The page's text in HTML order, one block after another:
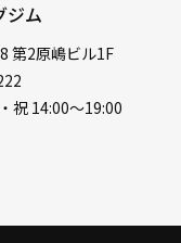
ジム
第2原嶋ビル1F
祝 14:00〜19:00